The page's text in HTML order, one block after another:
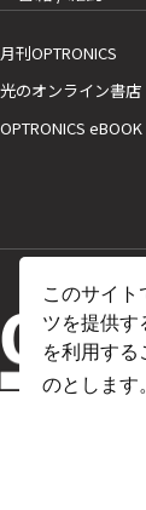
このサイト
ツを提供す
を利用する
のとします
月刊OPTRONICS
光のオンライン書店
OPTRONICS eBOOK